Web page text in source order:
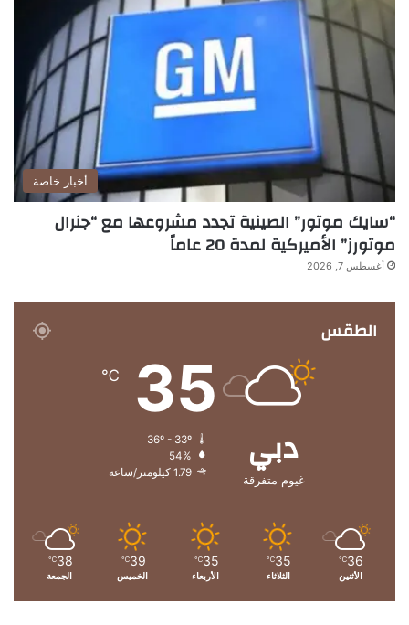
أخبار خاصة
“سايك موتور” الصينية تجدد مشروعها مع “جنرال
موتورز” الأميركية لمدة 20 عاماً
أغسطس 7, 2026
الطقس
دبي
غيوم متفرقة
35
℃
54%
1.79 كيلومتر/ساعة
36
℃
الأثنين
35
℃
الثلاثاء
35
℃
الأربعاء
39
℃
الخميس
38
℃
الجمعة